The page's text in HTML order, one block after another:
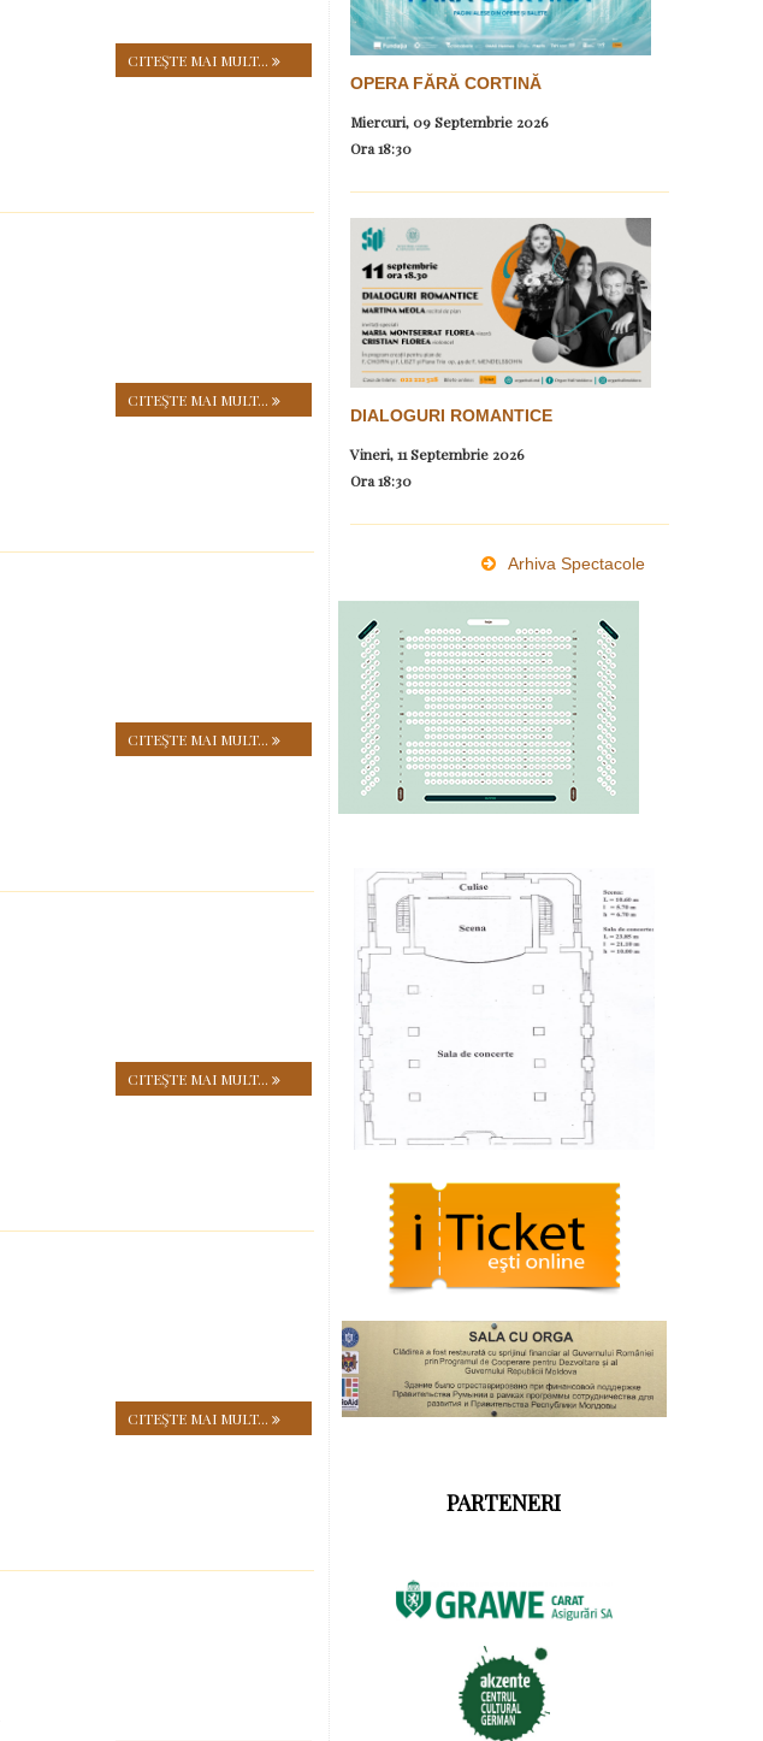
CITEŞTE MAI MULT...
CITEŞTE MAI MULT...
CITEŞTE MAI MULT...
CITEŞTE MAI MULT...
CITEŞTE MAI MULT...
OPERA FĂRĂ CORTINĂ
Miercuri, 09 Septembrie 2026
Ora18:30
DIALOGURI ROMANTICE
Vineri, 11 Septembrie 2026
Ora18:30
Arhiva Spectacole
PARTENERI